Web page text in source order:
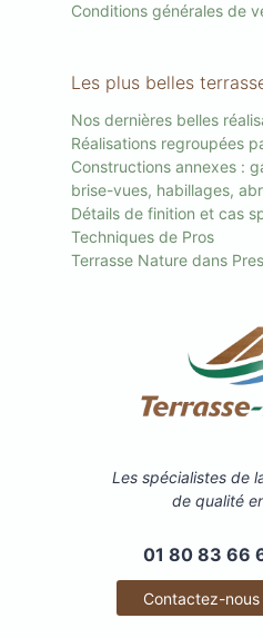
Conditions générales de
Les plus belles
Nos dernières belles
Réalisations regroupées
Constructions annexes :
brise-vues, habillages,
Détails de finition et cas
Techniques de Pros
Terrasse Nature dans
Les spécialistes de
de qualité
01 80 83 66
Contactez-